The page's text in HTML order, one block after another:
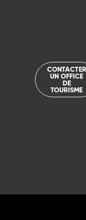
CONTACTER
UN OFFICE
DE
TOURISME